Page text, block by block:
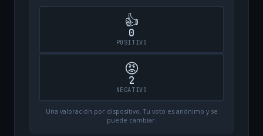
👍
0
POSITIVO
😡
2
NEGATIVO
Una valoración por dispositivo. Tu voto es anónimo y se
puede cambiar.